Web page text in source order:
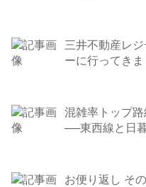
三井不動産レ
ーに行ってきま
混雑率トップ
──東西線と日
お便り返し そ